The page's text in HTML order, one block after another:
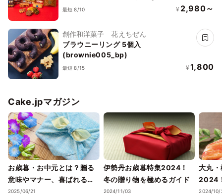
最短 8/10 ¥ 2,980～
創作和洋菓子 花えちぜん
ブラウニーリング 5個入
(brownie005_bp)
最短 8/15 ¥ 1,800
Cake.jpマガジン
お歳暮・お中元とは？贈る
意味やマナー、喜ばれるギ
フトのポイントまで徹底解
2025/06/21
伊勢丹お歳暮特集2024！
冬の贈り物を極めるガイド
2024/11/03
大丸
2024
ェック
2024/10/